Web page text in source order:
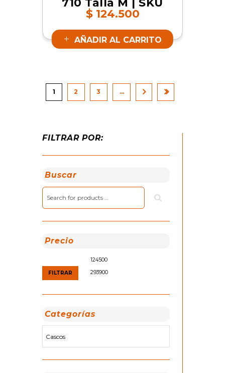
19060
$124.500
AÑADIR AL CARRITO
1 2 3 …
FILTRAR POR:
Buscar
Precio
Precio
mínimo
FILTRAR
Categorías